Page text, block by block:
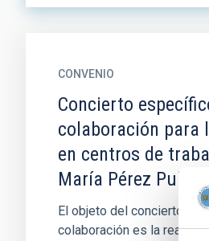
CONVENIO
Concierto
colaboración para
en centros de
María Pérez Pulido
El objeto del concierto
colaboración es la